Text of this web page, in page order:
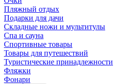
Пляжный отдых
Подарки для дачи
Складные ножи и мультитулы
Спа и сауна
Спортивные товары
Товары для путешествий
Туристические принадлежности
Фляжки
Фонари